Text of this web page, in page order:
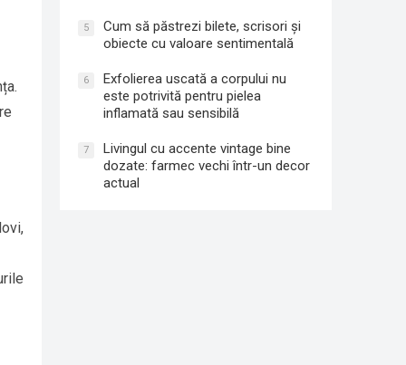
5
Cum să păstrezi bilete, scrisori și
obiecte cu valoare sentimentală
6
Exfolierea uscată a corpului nu
este potrivită pentru pielea
inflamată sau sensibilă
7
Livingul cu accente vintage bine
dozate: farmec vechi într-un decor
actual